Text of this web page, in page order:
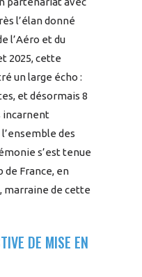
ET SPATIALE
SUR LES RELATIONS ENTRE
ET SPATIALE
DE LA FILIÈRE
l’élan donné
l’Aéro et du
2025, cette
un large écho :
et désormais 8
incarnent
des
s’est tenue
de France, en
marraine de cette
DE MISE EN
...